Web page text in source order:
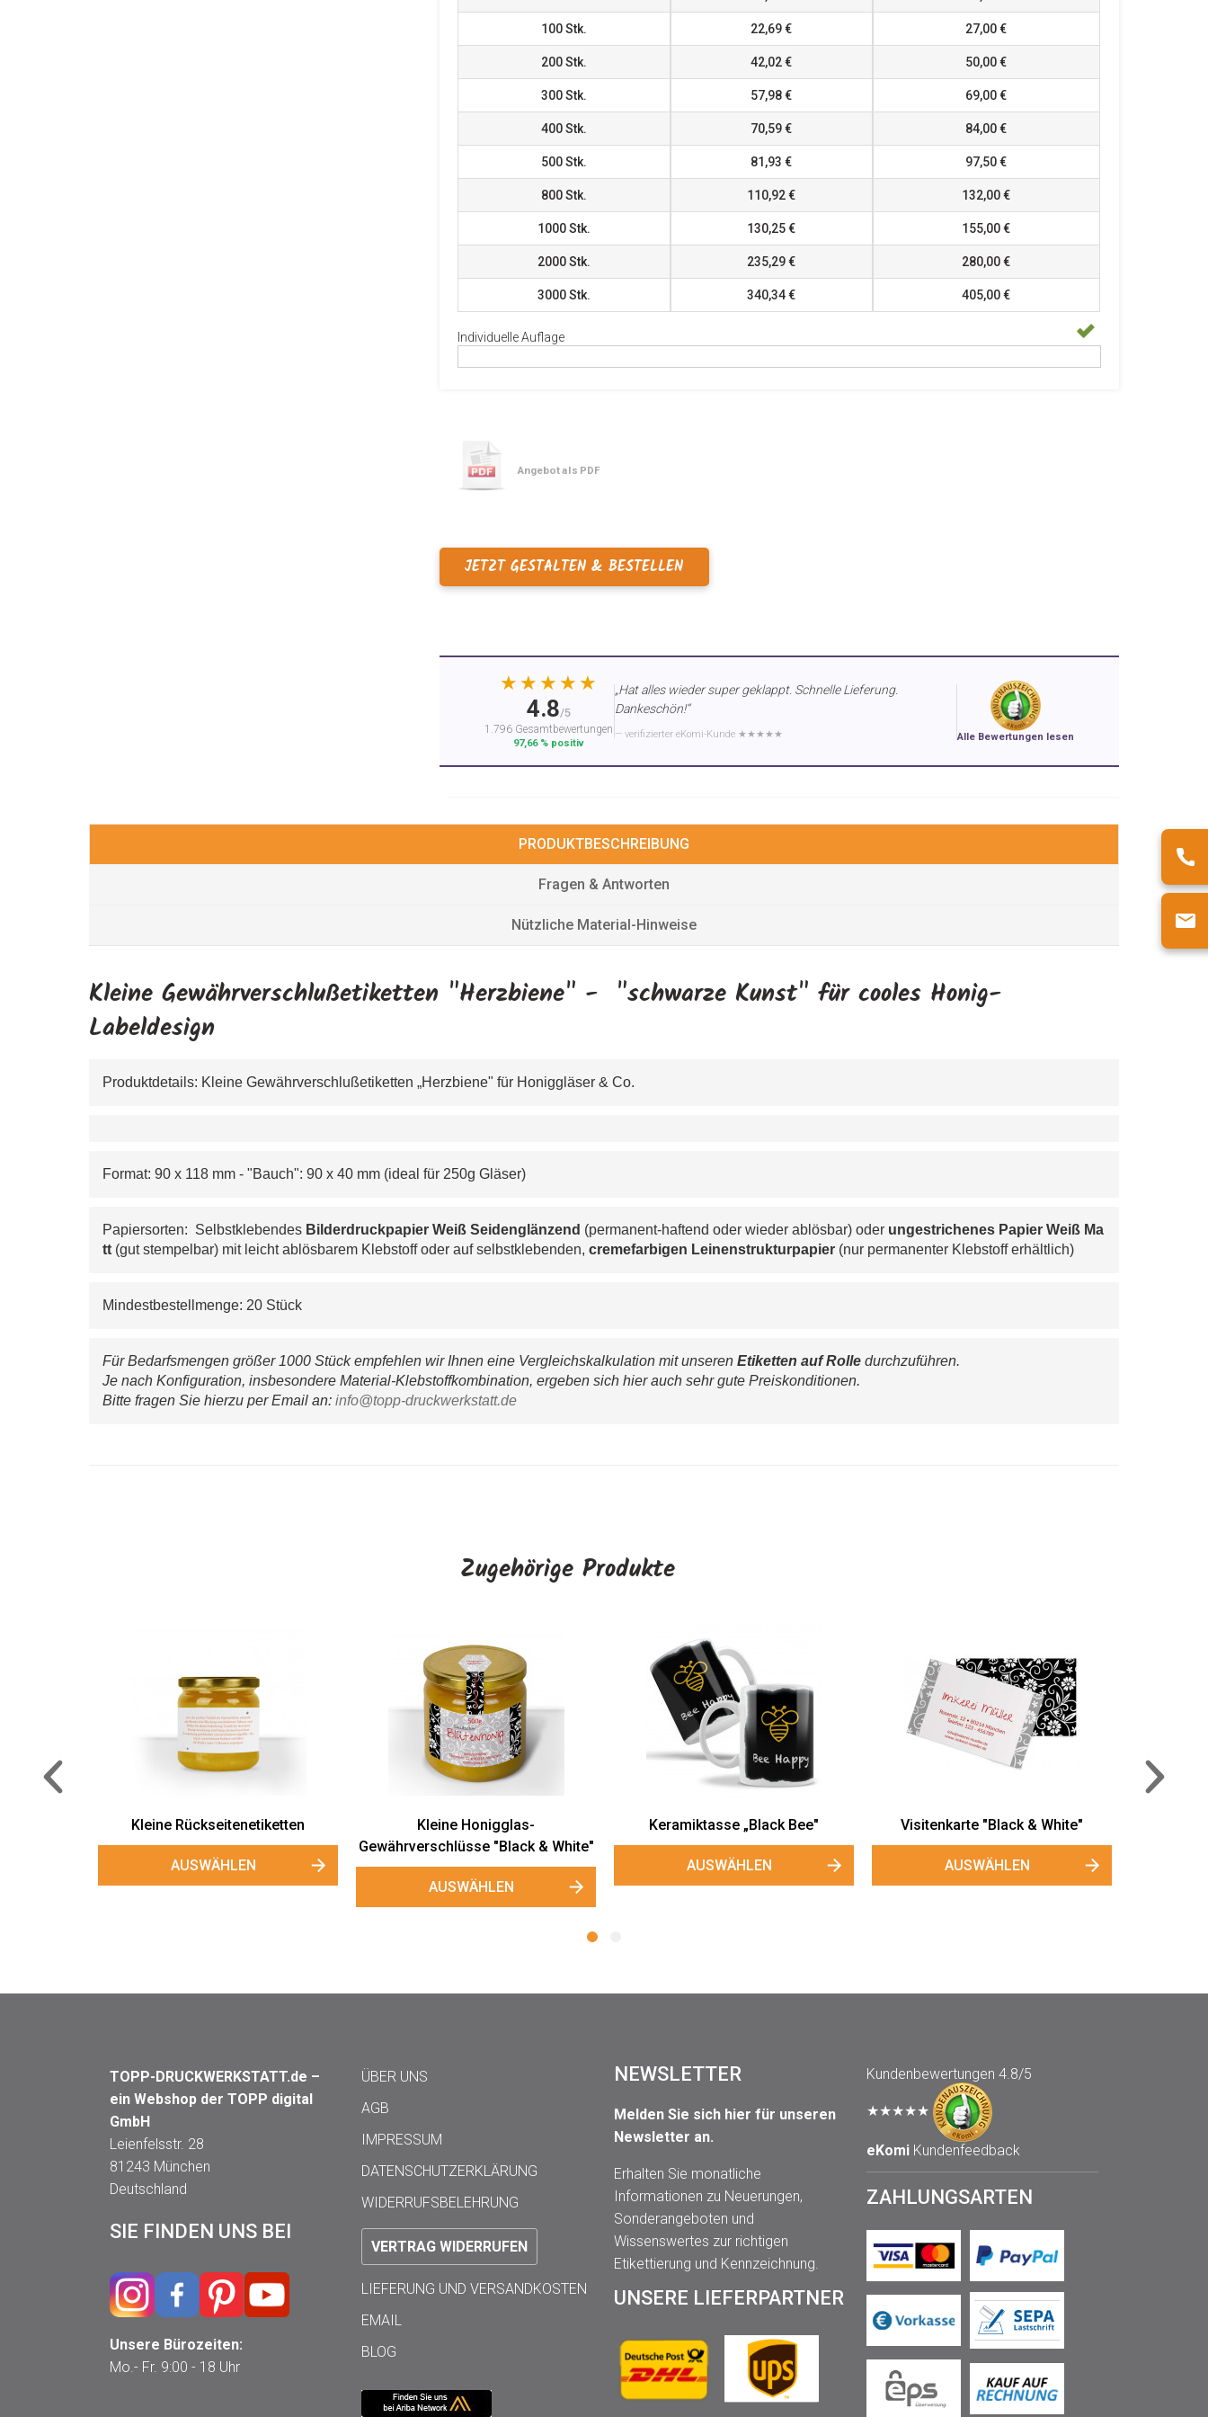
100Stk. 22,69 € 27,00 €
200Stk. 42,02 € 50,00 €
300Stk. 57,98 € 69,00 €
400Stk. 70,59 € 84,00 €
500Stk. 81,93 € 97,50 €
800Stk. 110,92 € 132,00 €
1000Stk. 130,25 € 155,00 €
2000Stk. 235,29 € 280,00 €
3000Stk. 340,34 € 405,00 €
Individuelle Auflage
Angebot als PDF
JETZT GESTALTEN & BESTELLEN
★★★★★
4.8/5
1.796 Gesamtbewertungen
97,66 % positiv
„Hat alles wieder super geklappt. Schnelle Lieferung.
Dankeschön!“
— verifizierter eKomi-Kunde ★★★★★ Alle Bewertungen lesen
PRODUKTBESCHREIBUNG
Fragen & Antworten
Nützliche Material-Hinweise
Kleine Gewährverschlußetiketten "Herzbiene" - "schwarze Kunst" für cooles Honig-
Labeldesign
Produktdetails: Kleine Gewährverschlußetiketten „Herzbiene" für Honiggläser & Co.
Format: 90 x 118 mm - "Bauch": 90 x 40 mm (ideal für 250g Gläser)
Papiersorten:  Selbstklebendes Bilderdruckpapier Weiß Seidenglänzend (permanent-haftend oder wieder ablösbar) oder ungestrichenes Papier Weiß Ma
tt (gut stempelbar) mit leicht ablösbarem Klebstoff oder auf selbstklebenden, cremefarbigen Leinenstrukturpapier (nur permanenter Klebstoff erhältlich)
Mindestbestellmenge: 20 Stück
Für Bedarfsmengen größer 1000 Stück empfehlen wir Ihnen eine Vergleichskalkulation mit unseren Etiketten auf Rolle durchzuführen.
Je nach Konfiguration, insbesondere Material-Klebstoffkombination, ergeben sich hier auch sehr gute Preiskonditionen.
Bitte fragen Sie hierzu per Email an: info@topp-druckwerkstatt.de
Zugehörige Produkte
Mini-Honigglasetiketten "Herzbiene"
AUSWÄHLEN
Runde Honigglas-Etiketten
"Herzbiene"
AUSWÄHLEN
Große Honigglas-
Gewährverschlüsse "Herzbiene"
AUSWÄHLEN
Kleine Honigetiketten "Herzbiene"
AUSWÄHLEN
TOPP-DRUCKWERKSTATT.de –
ein Webshop der TOPP digital
GmbH
Leienfelsstr. 28
81243 München
Deutschland
SIE FINDEN UNS BEI
Unsere Bürozeiten:
Mo.- Fr. 9:00 - 18 Uhr
ÜBER UNS
AGB
IMPRESSUM
DATENSCHUTZERKLÄRUNG
WIDERRUFSBELEHRUNG
VERTRAG WIDERRUFEN
LIEFERUNG UND VERSANDKOSTEN
EMAIL
BLOG
NEWSLETTER
Melden Sie sich hier für unseren
Newsletter an.
Erhalten Sie monatliche
Informationen zu Neuerungen,
Sonderangeboten und
Wissenswertes zur richtigen
Etikettierung und Kennzeichnung.
UNSERE LIEFERPARTNER
Kundenbewertungen 4.8/5
★★★★★
eKomiKundenfeedback
ZAHLUNGSARTEN